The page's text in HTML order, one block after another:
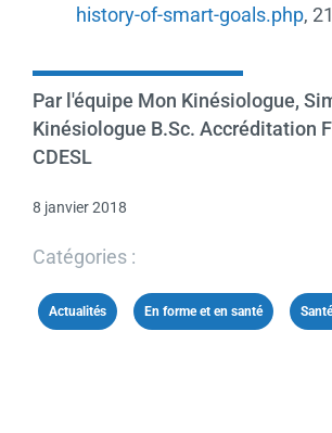
history-of-smart-goals.php,
Par l'équipe Mon Kinésiologue,
Kinésiologue B.Sc. Accréditation
CDESL
8 janvier 2018
Catégories :
Actualités En forme et en santé